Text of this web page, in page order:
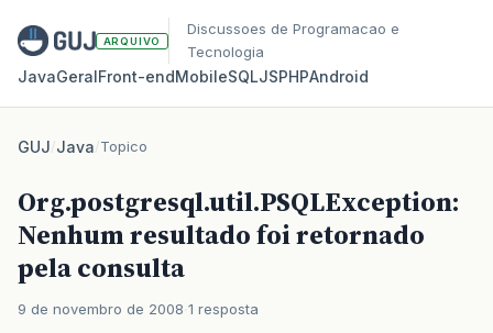
ARQUIVO
Discussoes de Programacao e
Tecnologia
JavaGeralFront‑endMobileSQLJSPHPAndroid
GUJ/Java/Topico
Org.postgresql.util.PSQLException:
Nenhum resultado foi retornado
pela consulta
9 de novembro de 2008 1 resposta